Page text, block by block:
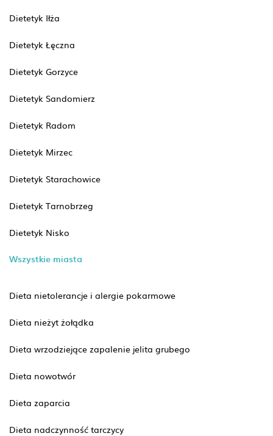
Dietetyk Iłża
Dietetyk Łęczna
Dietetyk Gorzyce
Dietetyk Sandomierz
Dietetyk Radom
Dietetyk Mirzec
Dietetyk Starachowice
Dietetyk Tarnobrzeg
Dietetyk Nisko
Wszystkie miasta
Dieta nietolerancje i alergie pokarmowe
Dieta nieżyt żołądka
Dieta wrzodziejące zapalenie jelita grubego
Dieta nowotwór
Dieta zaparcia
Dieta nadczynność tarczycy